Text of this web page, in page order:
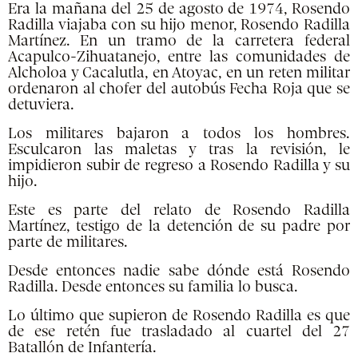
Era la mañana del 25 de agosto de 1974, Rosendo
Radilla viajaba con su hijo menor, Rosendo Radilla
Martínez. En un tramo de la carretera federal
Acapulco-Zihuatanejo, entre las comunidades de
Alcholoa y Cacalutla, en Atoyac, en un reten militar
ordenaron al chofer del autobús Fecha Roja que se
detuviera.
Los militares bajaron a todos los hombres.
Esculcaron las maletas y tras la revisión, le
impidieron subir de regreso a Rosendo Radilla y su
hijo.
Este es parte del relato de Rosendo Radilla
Martínez, testigo de la detención de su padre por
parte de militares.
Desde entonces nadie sabe dónde está Rosendo
Radilla. Desde entonces su familia lo busca.
Lo último que supieron de Rosendo Radilla es que
de ese retén fue trasladado al cuartel del 27
Batallón de Infantería.